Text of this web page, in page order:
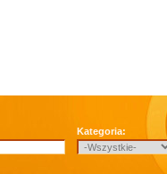
Kategoria: